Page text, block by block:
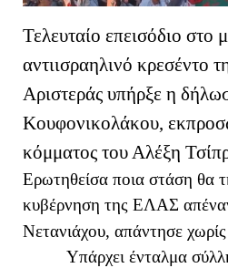
Τελευταίο επεισόδιο στο
αντιισραηλινό κρεσέντο
Αριστεράς υπήρξε η
Κουφονικολάκου,
κόμματος του Αλέξη
Ερωτηθείσα ποια στάση θα
κυβέρνηση της ΕΛΑΣ
Νετανιάχου, απάντησε
Υπάρχει ένταλμα